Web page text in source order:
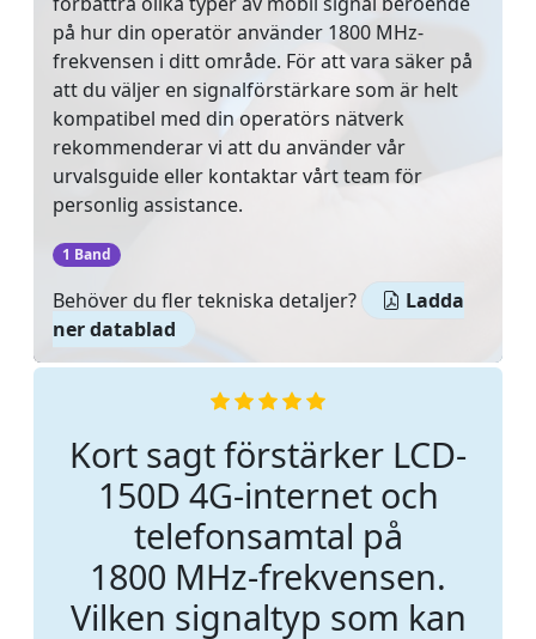
på hur din operatör använder 1800 MHz-
frekvensen i ditt område. För att vara säker på
att du väljer en signalförstärkare som är helt
kompatibel med din operatörs nätverk
rekommenderar vi att du använder vår
urvalsguide eller kontaktar vårt team för
personlig assistance.
1 Band ‌
Behöver du fler tekniska detaljer?
Ladda
ner datablad
Kort sagt förstärker LCD-
150D 4G-internet och
telefonsamtal på
1800 MHz-frekvensen.
Vilken signaltyp som kan